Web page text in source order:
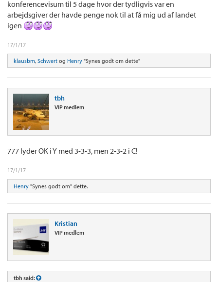
konferencevisum til 5 dage hvor der tydligvis var en
arbejdsgiver der havde penge nok til at få mig ud af landet
igen
17/1/17
klausbm, Schwert og Henry "Synes godt om dette"
tbh
VIP medlem
777 lyder OK i Y med 3-3-3, men 2-3-2 i C!
17/1/17
Henry "Synes godt om" dette.
Kristian
VIP medlem
tbh said: